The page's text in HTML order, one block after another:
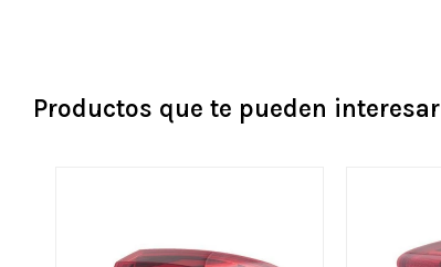
Productos que te pueden interesar